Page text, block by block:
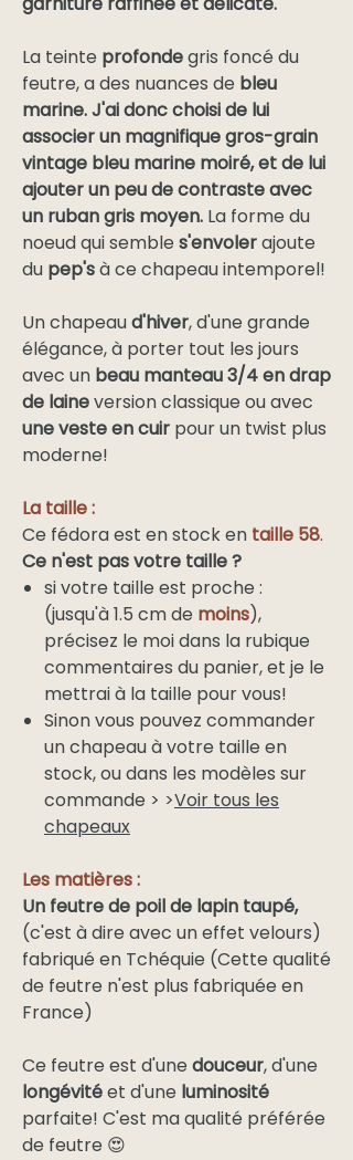
La teinte profondegris foncé du
feutre, a des nuances de bleu
marine. J'ai donc choisi de lui
associer un magnifique gros-grain
vintage bleu marine moiré, et de lui
ajouter un peu de contraste avec
un ruban gris moyen. La forme du
noeud qui semble s'envolerajoute
du pep'sà ce chapeau intemporel!
Un chapeaud'hiver, d'une grande
élégance, à porter tout les jours
avec un beau manteau 3/4 en drap
de laineversion classique ou avec
une veste en cuir pour un twist plus
moderne!
La taille :
Ce fédora est en stock en taille 58.
Ce n'est pas votre taille ?
si votre taille est proche :
(jusqu'à 1.5 cm de moins),
précisez le moi dans la rubique
commentaires du panier, et je le
mettrai à la taille pour vous!
Sinon vous pouvez commander
un chapeau à votre taille en
stock, ou dans les modèles sur
commande > >Voir tous les
chapeaux
Les matières :
Un feutre de poil de lapin taupé,
(c'est à dire avec un effet velours)
fabriqué en Tchéquie (Cette qualité
de feutre n'est plus fabriquée en
France)
Ce feutre est d'une douceur, d'une
longévitéet d'une luminosité
parfaite! C'est ma qualité préférée
de feutre 😍